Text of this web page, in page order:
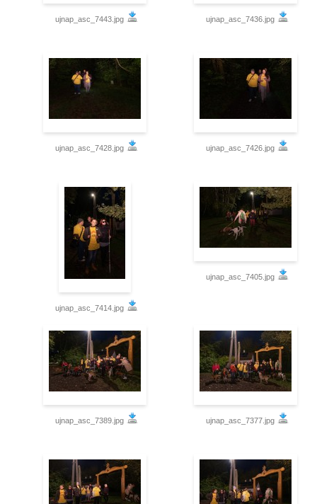
ujnap_asc_7443.jpg ujnap_asc_7436.jpg
ujnap_asc_7428.jpg ujnap_asc_7426.jpg
ujnap_asc_7414.jpg
ujnap_asc_7405.jpg
ujnap_asc_7389.jpg ujnap_asc_7377.jpg